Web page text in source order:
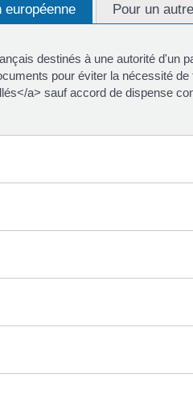
européenne Pour un
destinés à une autorité d'un
pour éviter la nécessité
a> sauf accord de dispense